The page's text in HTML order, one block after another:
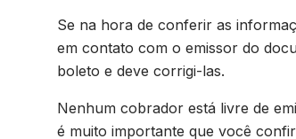
Se na hora de conferir as
em contato com o emissor do
boleto e deve corrigi-las.
Nenhum cobrador está livre de
é muito importante que você